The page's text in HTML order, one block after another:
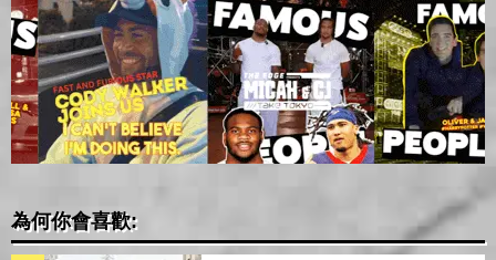
為何你會喜歡: